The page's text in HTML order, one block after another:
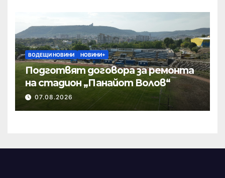
ВОДЕЩИ НОВИНИ НОВИНИ+
Подготвят договора за ремонта
на стадион „Панайот Волов“
07.08.2026